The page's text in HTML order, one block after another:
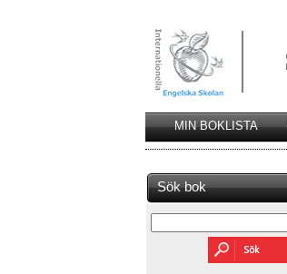
MIN BOKLISTA
Sök bok